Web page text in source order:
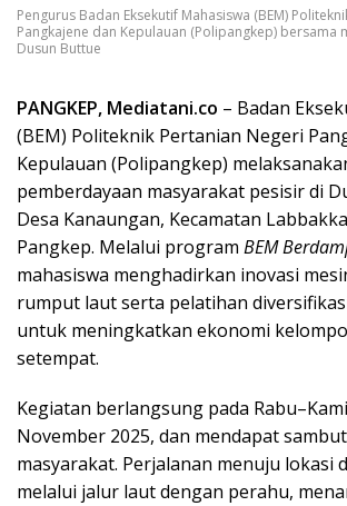
Pengurus Badan Eksekutif Mahasiswa (BEM)
Pangkajene dan Kepulauan (Polipangkep) bersama
Dusun Buttue
PANGKEP, Mediatani.co – Badan
(BEM) Politeknik Pertanian Negeri
Kepulauan (Polipangkep)
pemberdayaan masyarakat pesisir di
Desa Kanaungan, Kecamatan
Pangkep. Melalui program BEM
mahasiswa menghadirkan inovasi
rumput laut serta pelatihan
untuk meningkatkan ekonomi
setempat.
Kegiatan berlangsung pada
November 2025, dan mendapat
masyarakat. Perjalanan menuju lokasi
melalui jalur laut dengan perahu,